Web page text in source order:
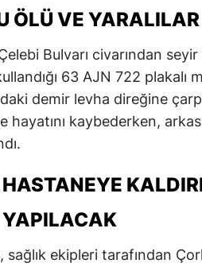
ÖLÜ VE YARALILAR
Bulvarı civarından
63 AJN 722
demir levha direğine
hayatını kaybederken,
YAPILACAK
sağlık ekipleri tarafından